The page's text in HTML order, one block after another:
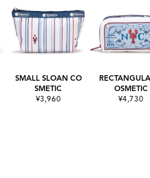
SMALL SLOAN CO
SMETIC
¥3,960
OSMETIC
¥4,730